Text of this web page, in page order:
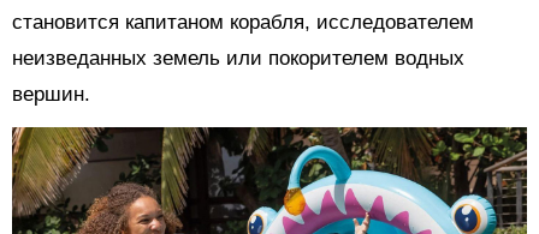
становится капитаном корабля, исследователем
неизведанных земель или покорителем водных
вершин.